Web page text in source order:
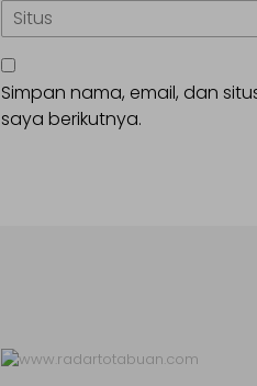
Simpan nama, email, dan
saya berikutnya.